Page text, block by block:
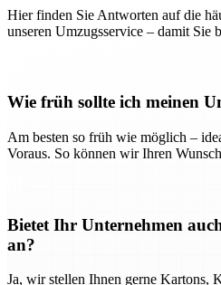
Hier finden Sie Antworten auf die
unseren Umzugsservice – damit Sie
Wie früh sollte ich meinen
Am besten so früh wie möglich –
Voraus. So können wir Ihren
Bietet Ihr Unternehmen
an?
Ja, wir stellen Ihnen gerne Kartons,